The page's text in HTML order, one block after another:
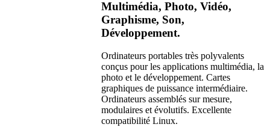
Multimédia, Photo, Vidéo,
Graphisme, Son,
Développement.
Ordinateurs portables très polyvalents
conçus pour les applications multimédia, la
photo et le développement. Cartes
graphiques de puissance intermédiaire.
Ordinateurs assemblés sur mesure,
modulaires et évolutifs. Excellente
compatibilité Linux.